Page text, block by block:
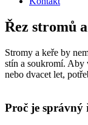
Řez stromů
Stromy a keře by
stín a soukromí. Aby
nebo dvacet let,
Proč je správný